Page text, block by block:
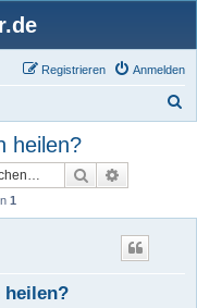
Anmelden
Registrieren
heilen?
Suche
1
heilen?